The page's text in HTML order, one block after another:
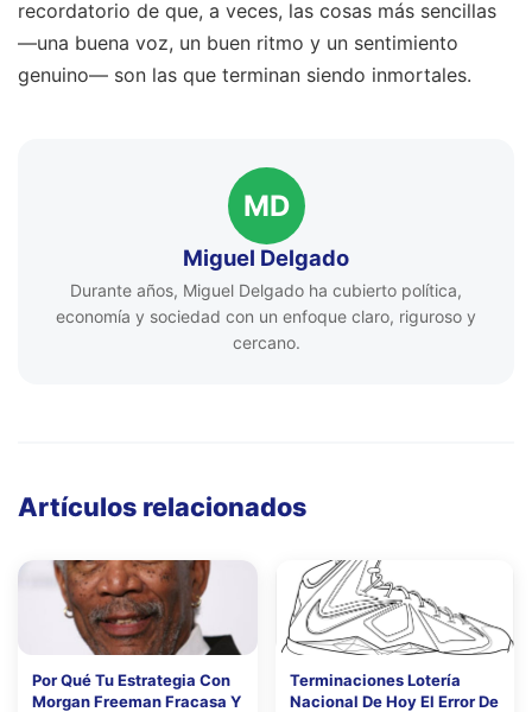
recordatorio de que, a veces, las cosas más sencillas
—una buena voz, un buen ritmo y un sentimiento
genuino— son las que terminan siendo inmortales.
MD
Miguel Delgado
Durante años, Miguel Delgado ha cubierto política,
economía y sociedad con un enfoque claro, riguroso y
cercano.
Artículos relacionados
Por Qué Tu Estrategia Con
Morgan Freeman Fracasa Y
Terminaciones Lotería
Nacional De Hoy El Error De